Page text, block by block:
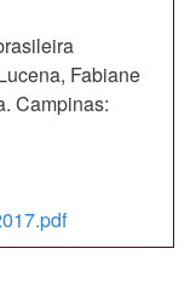
Fabiane
Campinas: